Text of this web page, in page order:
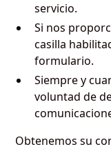
servicio.
Si nos
casilla
formulario.
Siempre y
voluntad de
Obtenemos su